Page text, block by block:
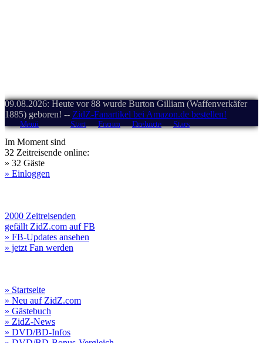
09.08.2026: Heute vor 88 wurde Burton Gilliam (Waffenverkäfer
1885) geboren! -- ZidZ-Fanartikel bei Amazon.de bestellen!
Menü Start Forum Drehorte Stars
Im Moment sind
32 Zeitreisende online:
» 32 Gäste
» Einloggen
2000 Zeitreisenden
gefällt ZidZ.com auf FB
» FB-Updates ansehen
» jetzt Fan werden
» Startseite
» Neu auf ZidZ.com
» Gästebuch
» ZidZ-News
» DVD/BD-Infos